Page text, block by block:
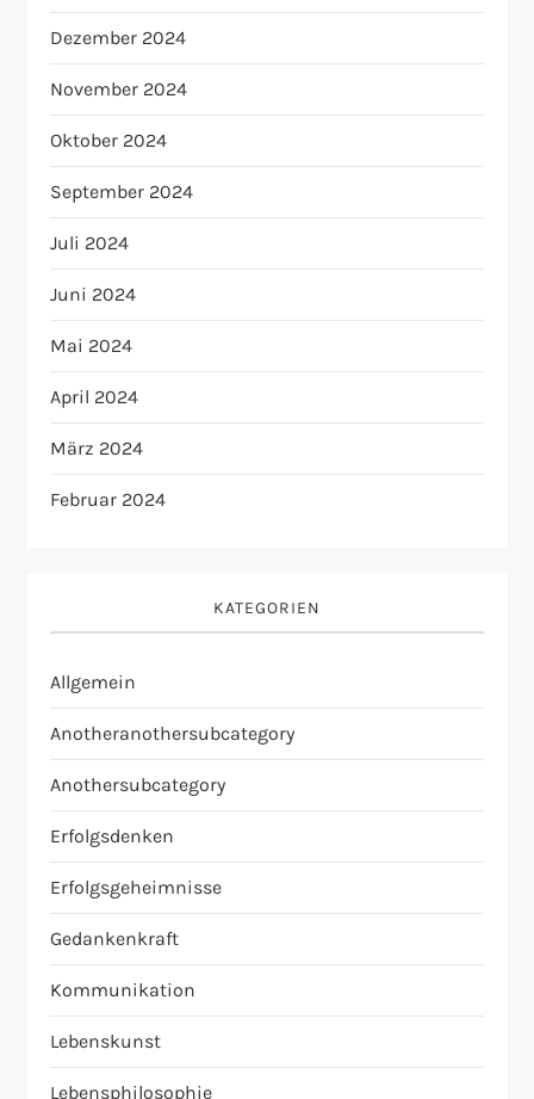
Dezember 2024
November 2024
Oktober 2024
September 2024
Juli 2024
Juni 2024
Mai 2024
April 2024
März 2024
Februar 2024
KATEGORIEN
Allgemein
Anotheranothersubcategory
Anothersubcategory
Erfolgsdenken
Erfolgsgeheimnisse
Gedankenkraft
Kommunikation
Lebenskunst
Lebensphilosophie